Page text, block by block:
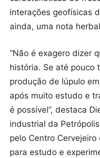
interações geofísicas
ainda, uma nota
“Não é exagero dizer
história. Se até pouco
produção de lúpulo
após muito estudo e
é possível”, destaca
industrial da
pelo Centro
para estudo e